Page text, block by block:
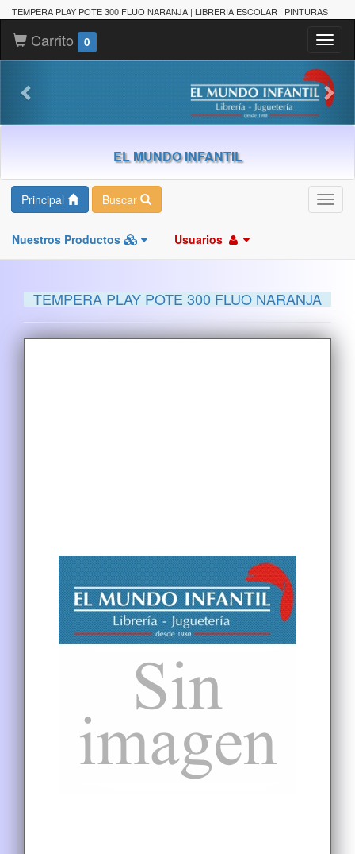
TEMPERA PLAY POTE 300 FLUO NARANJA | LIBRERIA ESCOLAR | PINTURAS
Carrito 0
EL MUNDO INFANTIL
Principal Buscar
Nuestros Productos Usuarios
TEMPERA PLAY POTE 300 FLUO NARANJA